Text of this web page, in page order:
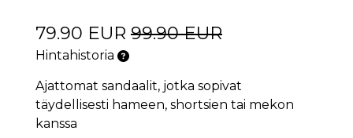
79.90 EUR 99.90 EUR
Hintahistoria
Ajattomat sandaalit, jotka sopivat
täydellisesti hameen, shortsien tai mekon
kanssa